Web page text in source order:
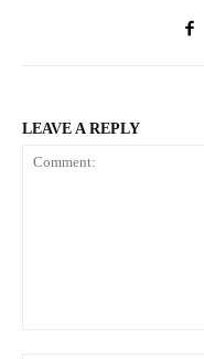
LEAVE A REPLY